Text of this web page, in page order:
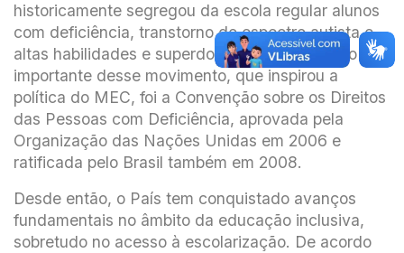
historicamente segregou da escola regular alunos
com deficiência, transtorno do espectro autista e
altas habilidades e superdotação. Outro marco
importante desse movimento, que inspirou a
política do MEC, foi a Convenção sobre os Direitos
das Pessoas com Deficiência, aprovada pela
Organização das Nações Unidas em 2006 e
ratificada pelo Brasil também em 2008.
Desde então, o País tem conquistado avanços
fundamentais no âmbito da educação inclusiva,
sobretudo no acesso à escolarização. De acordo